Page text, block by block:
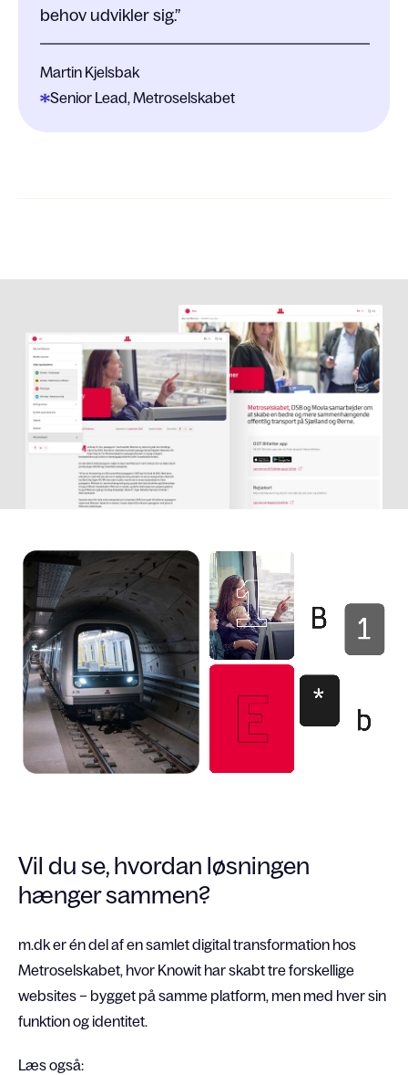
behov udvikler sig.
Martin Kjelsbak
Senior Lead, Metroselskabet
Vil du se, hvordan løsningen
hænger sammen?
m.dk er én del af en samlet digital transformation hos
Metroselskabet, hvor Knowit har skabt tre forskellige
websites – bygget på samme platform, men med hver sin
funktion og identitet.
Læs også: